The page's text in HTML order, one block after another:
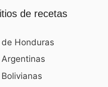
de recetas
Honduras